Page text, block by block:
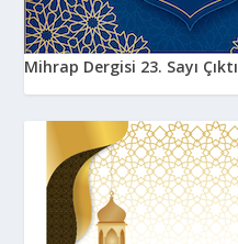
Mihrap Dergisi 23. Sayı Çıktı